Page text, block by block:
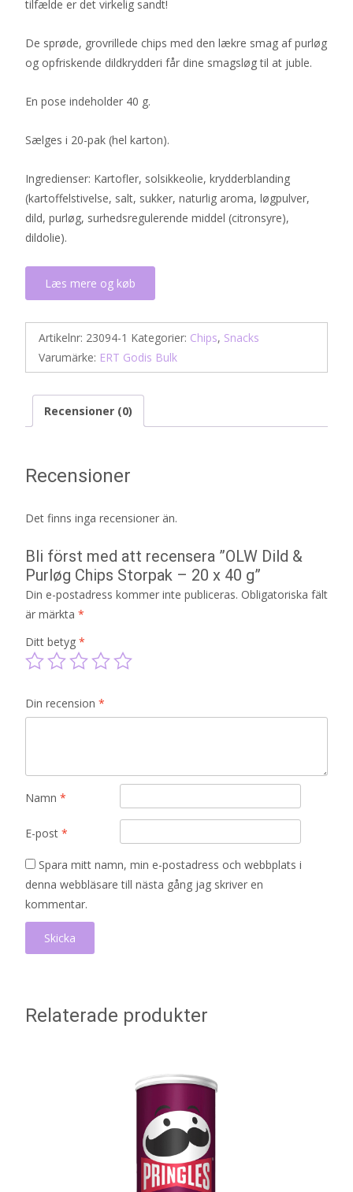
tilfælde er det virkelig sandt!
De sprøde, grovrillede chips med den lækre smag af purløg
og opfriskende dildkrydderi får dine smagsløg til at juble.
En pose indeholder 40 g.
Sælges i 20-pak (hel karton).
Ingredienser: Kartofler, solsikkeolie, krydderblanding
(kartoffelstivelse, salt, sukker, naturlig aroma, løgpulver,
dild, purløg, surhedsregulerende middel (citronsyre),
dildolie).
Læs mere og køb
Artikelnr: 23094-1 Kategorier: Chips, Snacks
Varumärke: ERT Godis Bulk
Recensioner (0)
Recensioner
Det finns inga recensioner än.
Bli först med att recensera ”OLW Dild &
Purløg Chips Storpak – 20 x 40 g”
Din e-postadress kommer inte publiceras. Obligatoriska fält
är märkta *
Ditt betyg *
Din recension *
Namn *
E-post *
Spara mitt namn, min e-postadress och webbplats i
denna webbläsare till nästa gång jag skriver en
kommentar.
Relaterade produkter